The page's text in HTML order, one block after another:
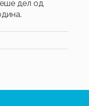
дел од